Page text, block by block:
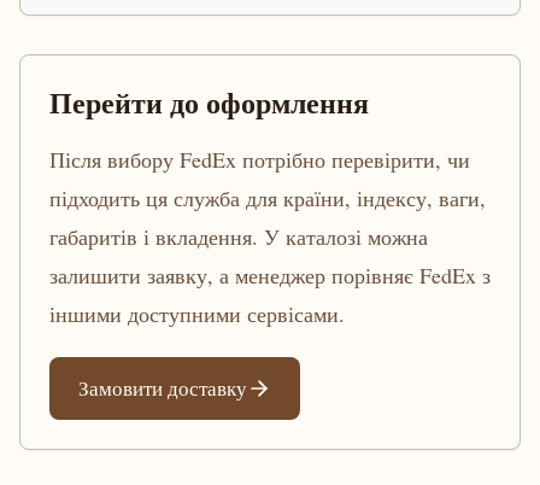
Перейти до оформлення
Після вибору FedEx потрібно перевірити, чи
підходить ця служба для країни, індексу, ваги,
габаритів і вкладення. У каталозі можна
залишити заявку, а менеджер порівняє FedEx з
іншими доступними сервісами.
Замовити доставку